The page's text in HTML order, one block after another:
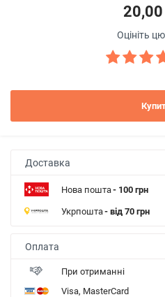
20,00
Оцініть
Доставка
Нова пошта- 100 грн
Укрпошта- від 70 грн
Оплата
При отриманні
Visa, MasterCard